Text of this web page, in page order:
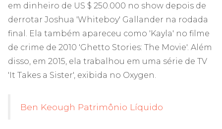
em dinheiro de US $ 250.000 no show depois de
derrotar Joshua 'Whiteboy' Gallander na rodada
final. Ela também apareceu como 'Kayla' no filme
de crime de 2010 'Ghetto Stories: The Movie'. Além
disso, em 2015, ela trabalhou em uma série de TV
'It Takes a Sister', exibida no Oxygen.
Ben Keough Patrimônio Líquido